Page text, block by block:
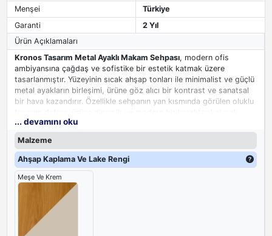
Menşei
Türkiye
Garanti
2 Yıl
Ürün Açıklamaları
Kronos Tasarım Metal Ayaklı Makam Sehpası, modern ofis
ambiyansına çağdaş ve sofistike bir estetik katmak üzere
tasarlanmıştır. Yüzeyinin sıcak ahşap tonları ile minimalist ve güçlü
metal ayakların birleşimi, ürüne göz alıcı bir kontrast ve sanatsal
bir hava kazandırır. Özellikle sehpanın yan kısmında görülen oluklu
ofisinizin estetik algısını güçlendirir.
Bumakam odası mobilyası
hareketlilik hem de düzen katarken, ofisinizin genel atmosferini
yükselterek profesyonel imajınızı tamamlar ve ziyaretçileriniz
üzerinde güçlü bir izlenim bırakır.
... devamını oku
Malzeme
Ahşap Kaplama Ve Lake Rengi
Meşe Ve Krem